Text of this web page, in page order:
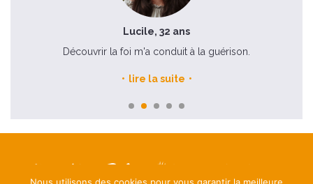
Lucile, 32 ans
Découvrir la foi m'a conduit à la guérison.
lire la suite